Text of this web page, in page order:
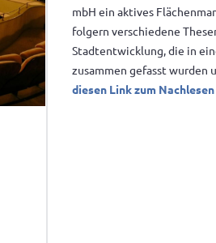
mbH ein aktives
folgern verschiedene
Stadtentwicklung, die in
zusammen gefasst wurden
diesen Link zum Nachlesen